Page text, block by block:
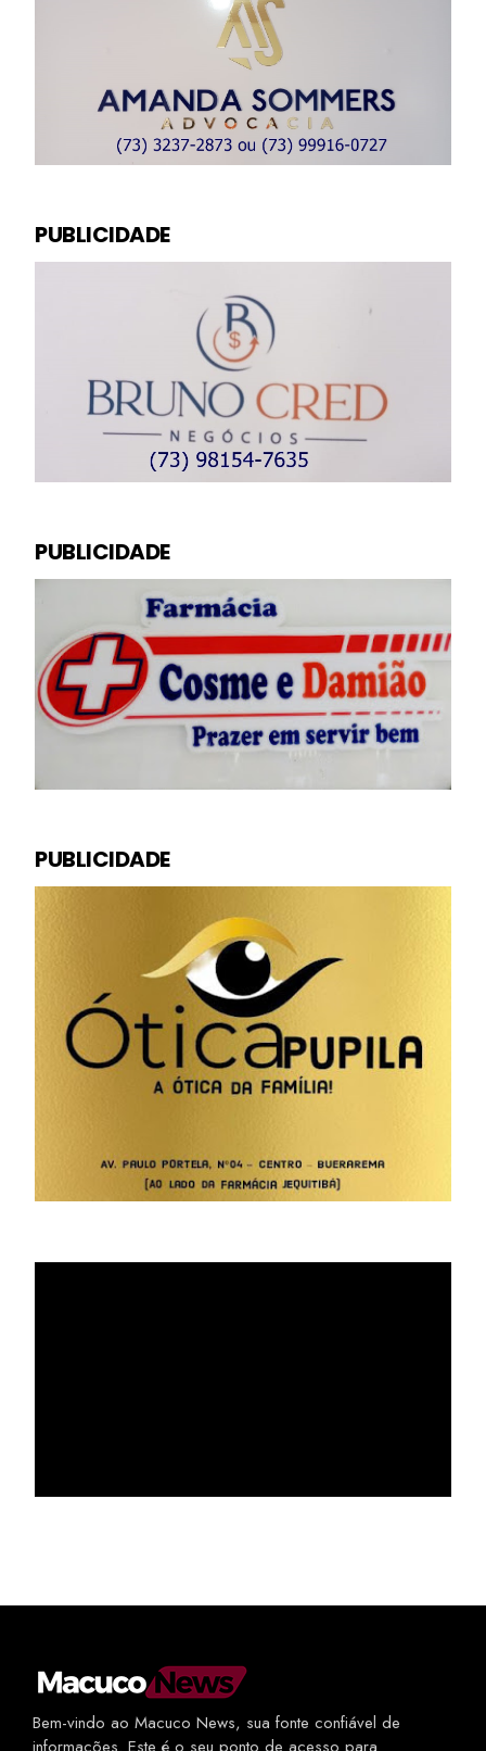
PUBLICIDADE
PUBLICIDADE
PUBLICIDADE
Bem-vindo ao Macuco News, sua fonte confiável de